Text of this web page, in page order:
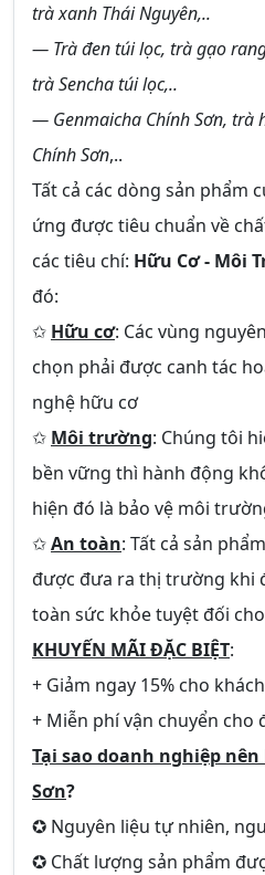
trà xanh Thái Nguyên,..
— Trà đen túi lọc, trà gạo
trà Sencha túi lọc,..
— Genmaicha Chính Sơn, trà
Chính Sơn,..
Tất cả các dòng sản phẩm
ứng được tiêu chuẩn về
các tiêu chí: Hữu Cơ - Môi
đó:
✩ Hữu cơ: Các vùng
chọn phải được canh tác
nghệ hữu cơ
✩ Môi trường: Chúng tôi
bền vững thì hành động
hiện đó là bảo vệ môi
✩An toàn: Tất cả sản
được đưa ra thị trường khi
toàn sức khỏe tuyệt đối
KHUYẾN MÃI ĐẶC BIỆT:
+ Giảm ngay 15% cho
+ Miễn phí vận chuyển cho
Tại sao doanh nghiệp
Sơn?
✪ Nguyên liệu tự nhiên,
✪ Chất lượng sản phẩm